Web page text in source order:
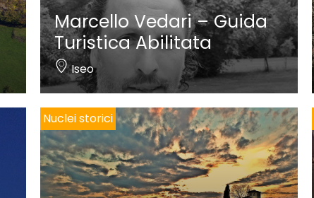
Marcello Vedari – Guida
Turistica Abilitata
Iseo
Nuclei storici